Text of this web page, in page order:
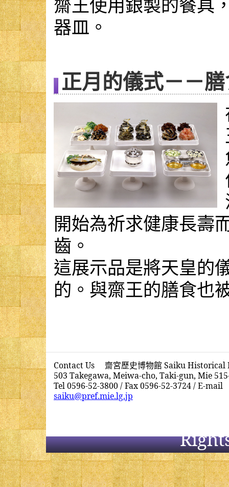
器皿。
正月的儀式－－
開始為祈求健康長壽
齒。
這展示品是將天皇的
的。與齋王的膳食也
Contact Us 齋宮歷史博物館 Saiku Historical
503 Takegawa, Meiwa-cho, Taki-gun, Mie
Tel 0596-52-3800 / Fax 0596-52-3724 / E-mail
saiku@pref.mie.lg.jp